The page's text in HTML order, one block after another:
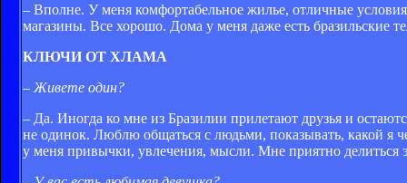
– Вполне. У меня комфортабельное жилье, отличные
магазины. Все хорошо. Дома у меня даже есть бразильские
КЛЮЧИ ОТ ХЛАМА
– Живете один?
– Да. Иногда ко мне из Бразилии прилетают друзья и
не одинок. Люблю общаться с людьми, показывать, какой я
у меня привычки, увлечения, мысли. Мне приятно делиться